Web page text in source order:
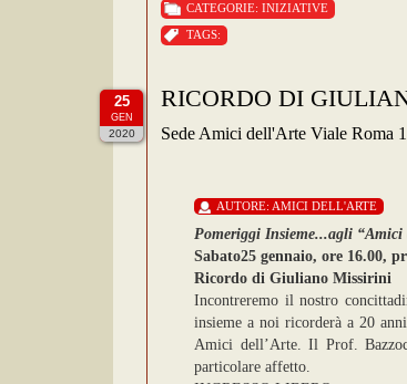
CATEGORIE: INIZIATIVE
TAGS:
25
GEN
2020
RICORDO DI
Sede Amici dell'Arte Viale Roma
AUTORE: AMICI DELL'ARTE
Pomeriggi Insieme...agli “Amici
Sabato25 gennaio, ore 16.00,
Ricordo di Giuliano Missirini
Incontreremo il nostro
insieme a noi ricorderà a 20
Amici dell’Arte. Il Prof.
particolare affetto.